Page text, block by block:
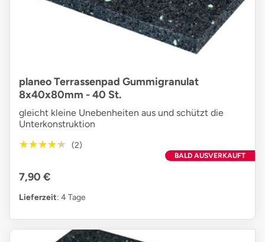
planeo Terrassenpad Gummigranulat
8x40x80mm - 40 St.
gleicht kleine Unebenheiten aus und schützt die
Unterkonstruktion
★★★★★
★★★★★ (2)
BALD AUSVERKAUFT
7,90 €
Lieferzeit: 4 Tage